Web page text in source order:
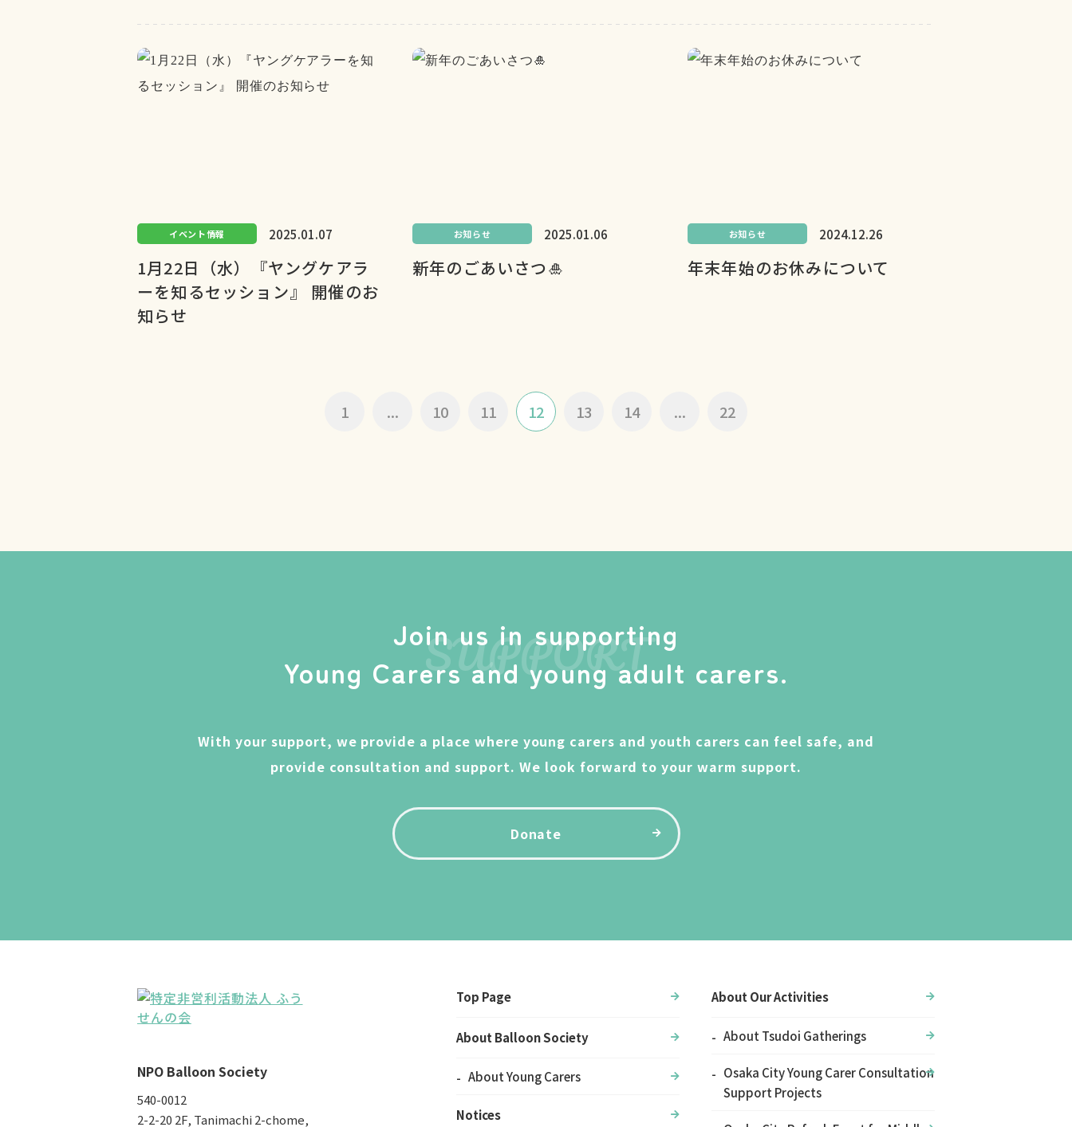
イベント情報 2025.01.07
1月22日（水）『ヤングケアラ
ーを知るセッション』 開催のお
知らせ
お知らせ 2025.01.06
新年のごあいさつ🎍
お知らせ 2024.12.26
年末年始のお休みについて
1 ... 10 11 12 13 14 ... 22
Join us in supporting
Young Carers and young adult carers.
SUPPORT
With your support, we provide a place where young carers and youth carers can feel safe, and
provide consultation and support. We look forward to your warm support.
Donate
NPO Balloon Society
540-0012
2-2-20 2F, Tanimachi 2-chome,
Top Page
About Balloon Society
About Young Carers
Notices
About Our Activities
About Tsudoi Gatherings
Osaka City Young Carer Consultation
Support Projects